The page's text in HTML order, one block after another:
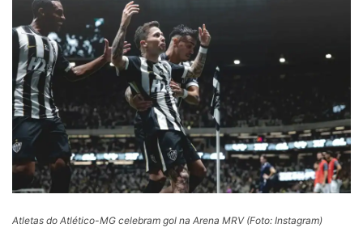
Atletas do Atlético-MG celebram gol na Arena MRV (Foto: Instagram)